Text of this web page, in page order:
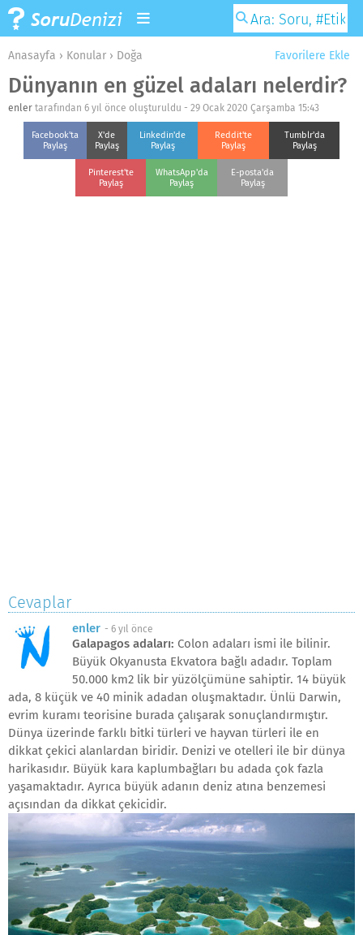
Favorilere Ekle
Anasayfa › Konular › Doğa
Dünyanın en güzel adaları nelerdir?
enler tarafından 6 yıl önce oluşturuldu - 29 Ocak 2020 Çarşamba 15:43
Facebook'ta
Paylaş
X'de
Paylaş
Linkedin'de
Paylaş
Reddit'te
Paylaş
Tumblr'da
Paylaş
Pinterest'te
Paylaş
WhatsApp'da
Paylaş
E-posta'da
Paylaş
Cevaplar
enler - 6 yıl önce
Galapagos adaları: Colon adaları ismi ile bilinir.
Büyük Okyanusta Ekvatora bağlı adadır. Toplam
50.000 km2 lik bir yüzölçümüne sahiptir. 14 büyük
ada, 8 küçük ve 40 minik adadan oluşmaktadır. Ünlü Darwin,
evrim kuramı teorisine burada çalışarak sonuçlandırmıştır.
Dünya üzerinde farklı bitki türleri ve hayvan türleri ile en
dikkat çekici alanlardan biridir. Denizi ve otelleri ile bir dünya
harikasıdır. Büyük kara kaplumbağları bu adada çok fazla
yaşamaktadır. Ayrıca büyük adanın deniz atına benzemesi
açısından da dikkat çekicidir.